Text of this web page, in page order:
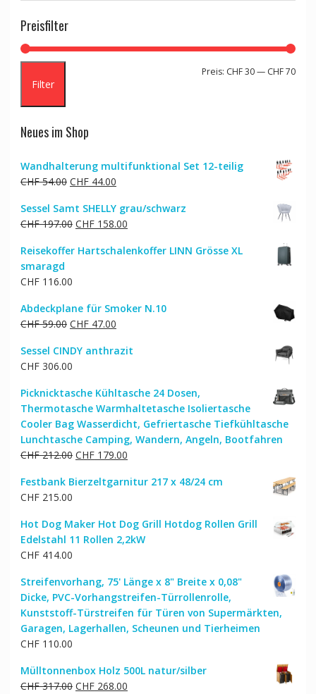
Preisfilter
Min.
Max.
Filter
Preis: CHF 30— CHF 70
Neues im Shop
Wandhalterung multifunktional Set 12-teilig
CHF54.00 Ursprünglicher
war:
CHF 54.00
CHF44.00Aktueller
ist:
CHF 44.00.
Sessel Samt SHELLY grau/schwarz
CHF197.00 Ursprünglicher
war:
CHF158.00Aktueller
ist:
Reisekoffer Hartschalenkoffer LINN Grösse XL
smaragd
CHF116.00
Abdeckplane für Smoker N.10
CHF59.00 Ursprünglicher
war:
CHF 59.00
CHF47.00Aktueller
ist:
Sessel CINDY anthrazit
CHF306.00
Picknicktasche Kühltasche 24 Dosen,
Thermotasche Warmhaltetasche Isoliertasche
Cooler Bag Wasserdicht, Gefriertasche Tiefkühltasche
Lunchtasche Camping, Wandern, Angeln, Bootfahren
CHF212.00 Ursprünglicher
war:
CHF179.00Aktueller
ist:
Festbank Bierzeltgarnitur 217 x 48/24 cm
CHF215.00
Hot Dog Maker Hot Dog Grill Hotdog Rollen Grill
Edelstahl 11 Rollen 2,2kW
CHF414.00
Streifenvorhang, 75' Länge x 8" Breite x 0,08"
Dicke, PVC-Vorhangstreifen-Türrollenrolle,
Kunststoff-Türstreifen für Türen von Supermärkten,
Garagen, Lagerhallen, Scheunen und Tierheimen
CHF110.00
Mülltonnenbox Holz 500L natur/silber
CHF317.00 Ursprünglicher
CHF268.00Aktueller